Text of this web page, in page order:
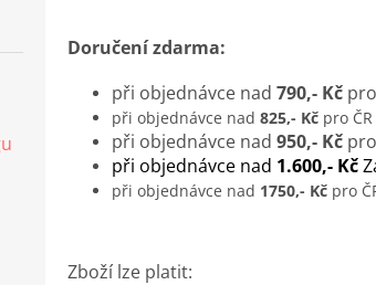
Doručení zdarma:
při objednávce nad 790,- Kč
při objednávce nad 825,- Kč pro
při objednávce nad 950,- Kč
při objednávce nad 1.600,- Kč
při objednávce nad 1750,- Kč pro
Zboží lze platit: